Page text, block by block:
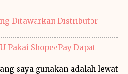
Ditawarkan Distributor
Pakai ShopeePay Dapat
saya gunakan adalah lewat